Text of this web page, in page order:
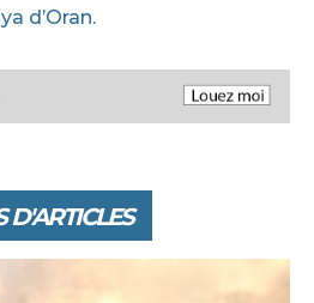
d’Oran.
D'ARTICLES